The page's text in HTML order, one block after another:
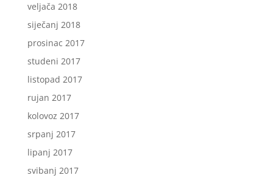
veljača 2018
siječanj 2018
prosinac 2017
studeni 2017
listopad 2017
rujan 2017
kolovoz 2017
srpanj 2017
lipanj 2017
svibanj 2017